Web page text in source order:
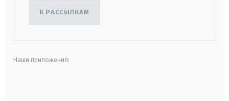
К РАССЫЛКАМ
Наши приложения: